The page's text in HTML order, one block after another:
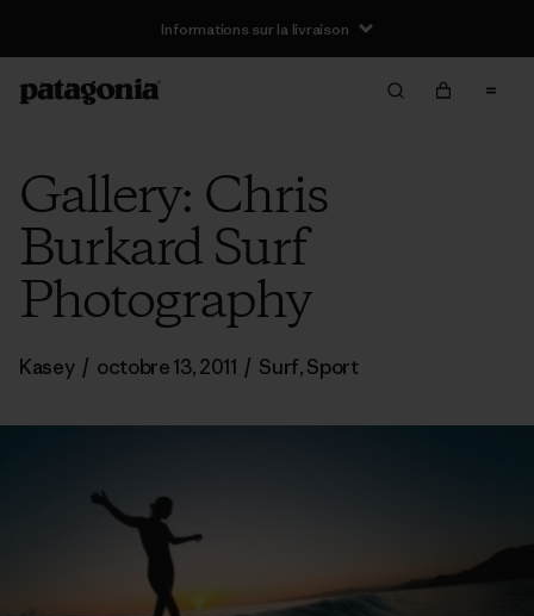
Informations sur la livraison
Gallery: Chris
Burkard Surf
Photography
Kasey / octobre 13, 2011 / Surf,Sport